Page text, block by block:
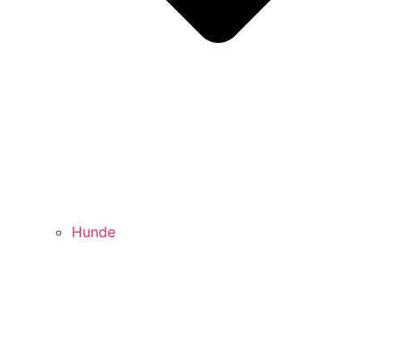
Hunde